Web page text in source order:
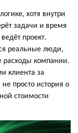
хотя внутри
задачи и время
проект.
реальные люди,
расходы компании.
клиента за
просто история о
стоимости